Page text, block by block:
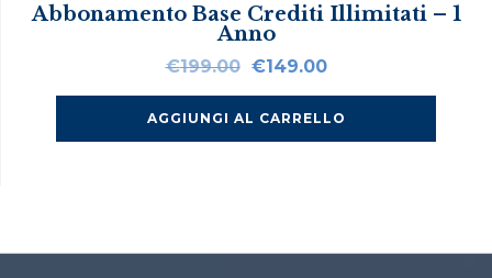
Abbonamento Base Crediti Illimitati – 1
Anno
€199.00 Il
originale
era:
€149.00Il
attuale
è:
AGGIUNGI AL CARRELLO